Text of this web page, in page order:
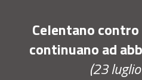
Celentano
continuano ad
(23